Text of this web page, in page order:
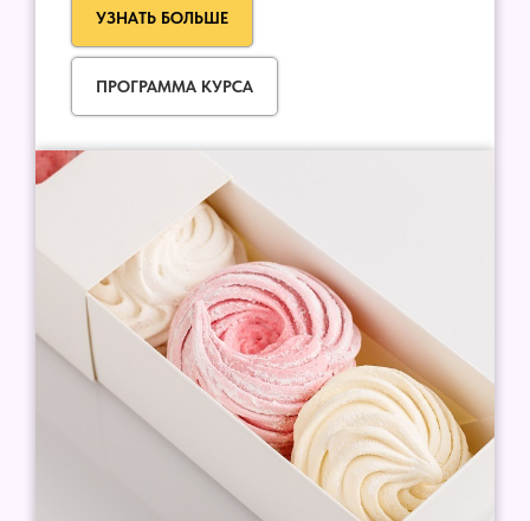
УЗНАТЬ БОЛЬШЕ
ПРОГРАММА КУРСА